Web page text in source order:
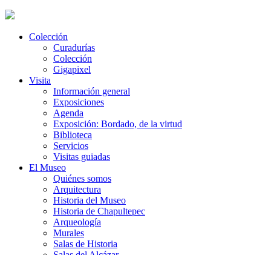
Colección
Curadurías
Colección
Gigapixel
Visita
Información general
Exposiciones
Agenda
Exposición: Bordado, de la virtud
Biblioteca
Servicios
Visitas guiadas
El Museo
Quiénes somos
Arquitectura
Historia del Museo
Historia de Chapultepec
Arqueología
Murales
Salas de Historia